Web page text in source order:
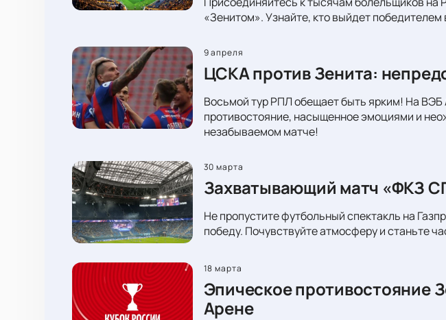
«Зенитом». Узнайте, кто выйдет
9 апреля
ЦСКА против Зенита:
Восьмой тур РПЛ обещает быть ярким! На
противостояние, насыщенное эмоциями и
незабываемом матче!
30 марта
Захватывающий матч «ФКЗ
Не пропустите футбольный спектакль на
победу. Почувствуйте атмосферу и станьте
18 марта
Эпическое противостояние
Арене